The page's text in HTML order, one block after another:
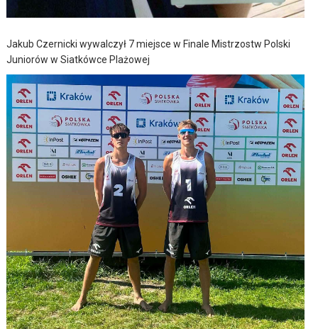
Jakub Czernicki wywalczył 7 miejsce w Finale Mistrzostw Polski
Juniorów w Siatkówce Plażowej